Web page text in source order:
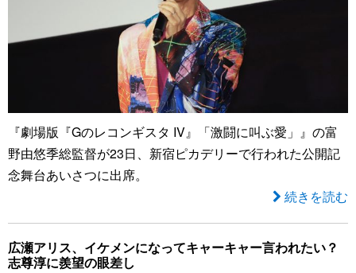
『劇場版『Gのレコンギスタ IV』「激闘に叫ぶ愛」』の富
野由悠季総監督が23日、新宿ピカデリーで行われた公開記
念舞台あいさつに出席。
続きを読む
広瀬アリス、イケメンになってキャーキャー言われたい？
志尊淳に羨望の眼差し